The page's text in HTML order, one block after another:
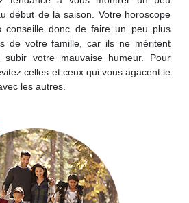
début de la saison. Votre horoscope
conseille donc de faire un peu plus
de votre famille, car ils ne méritent
subir votre mauvaise humeur. Pour
celles et ceux qui vous agacent le
les autres.